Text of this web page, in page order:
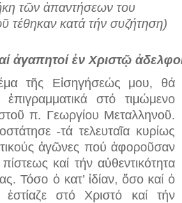
τῶν ἀπαντήσεων του
τέθηκαν κατά τήν συζήτηση)
ἀγαπητοί ἐν Χριστῷ
τῆς Εἰσηγήσεώς μου, θά
στό τιμώμενο
π. Γεωργίου Μεταλληνοῦ.
-τά τελευταῖα κυρίως
ἀγῶνες πού ἀφοροῦσαν
καί τήν αὐθεντικότητα
Τόσο ὁ κατ’ ἰδίαν, ὅσο καί ὁ
στό Χριστό καί τήν